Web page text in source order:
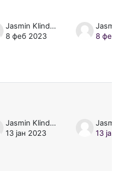
Jasmin Klindžić
8 феб 2023
8
Jasmin Klindžić
13 јан 2023
13